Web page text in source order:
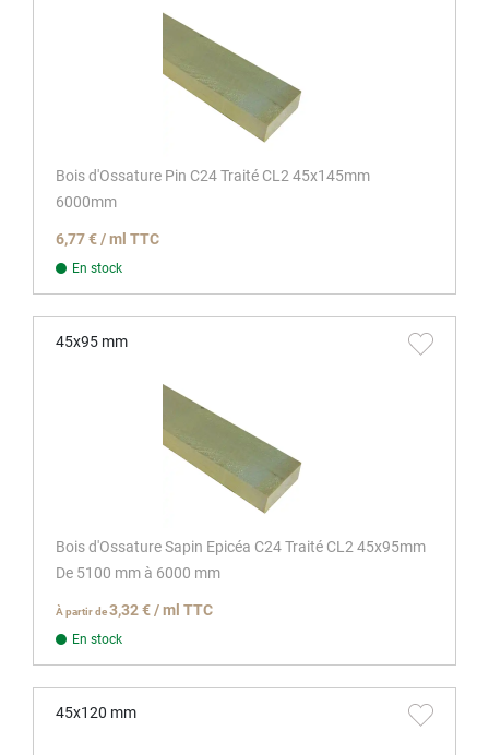
Bois d'Ossature Pin C24 Traité CL2 45x145mm
6000mm
6,77 € / ml TTC
En stock
45x95 mm
Bois d'Ossature Sapin Epicéa C24 Traité CL2 45x95mm
De 5100 mm à 6000 mm
À partir de3,32 € / ml TTC
En stock
45x120 mm